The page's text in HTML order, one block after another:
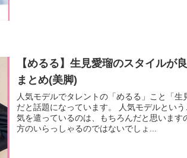
【めるる】生見愛瑠のスタイルが
まとめ(美脚)
人気モデルでタレントの「めるる」こと「生
だと話題になっています。 人気モデルとい
気を遣っているのは、もちろんだと思います
方のいらっしゃるのではないでしょ...